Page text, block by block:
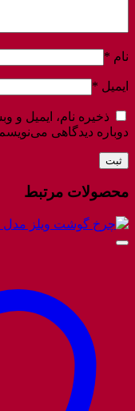
نام *
ایمیل *
ذخیره نام، ایمیل و
دوباره دیدگاهی
محصولات مرتبط